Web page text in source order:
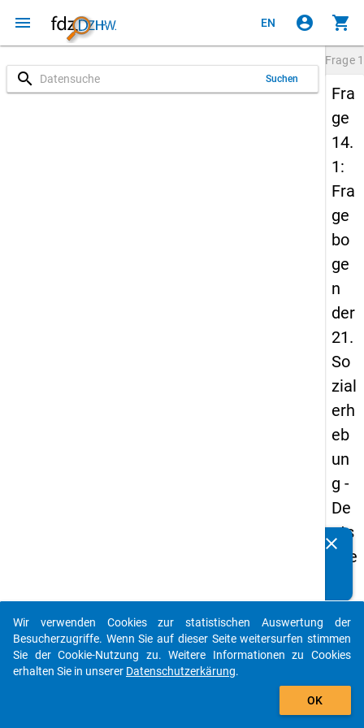
menu EN account_circle shopping_cart
search Suchen
Frage
Fra
ge
14.
1:
Fra
ge
bo
ge
n
der
21.
So
zial
erh
eb
un
g -
De
uts
che
d
Bil
du
clear
auto_stories
add_shopping_cart
Wir verwenden Cookies zur statistischen Auswertung der
Besucherzugriffe. Wenn Sie auf dieser Seite weitersurfen stimmen
Sie der Cookie-Nutzung zu. Weitere Informationen zu Cookies
erhalten Sie in unserer Datenschutzerkärung.
OK